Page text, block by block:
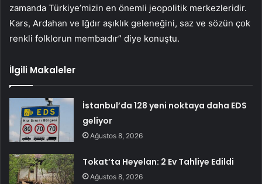
zamanda Türkiye’mizin en önemli jeopolitik merkezleridir.
Kars, Ardahan ve Iğdır aşıklık geleneğini, saz ve sözün çok
renkli folklorun membaıdır” diye konuştu.
İlgili Makaleler
İstanbul’da 128 yeni noktaya daha EDS
geliyor
Ağustos 8, 2026
Tokat’ta Heyelan: 2 Ev Tahliye Edildi
Ağustos 8, 2026